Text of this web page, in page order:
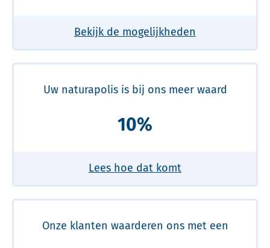
Bekijk de mogelijkheden
Uw naturapolis is bij ons meer waard
10%
Lees hoe dat komt
Onze klanten waarderen ons met een